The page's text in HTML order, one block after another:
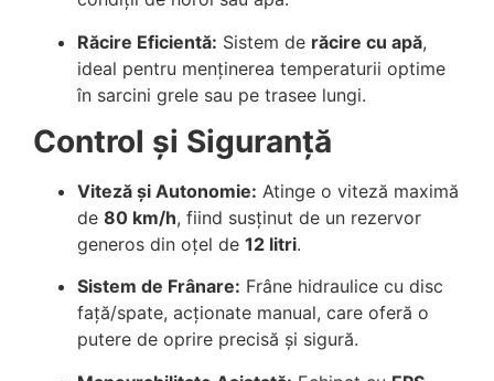
Răcire Eficientă: Sistem de răcire cu apă,
ideal pentru menținerea temperaturii optime
în sarcini grele sau pe trasee lungi.
Control și Siguranță
Viteză și Autonomie: Atinge o viteză maximă
de 80 km/h, fiind susținut de un rezervor
generos din oțel de 12 litri.
Sistem de Frânare: Frâne hidraulice cu disc
față/spate, acționate manual, care oferă o
putere de oprire precisă și sigură.